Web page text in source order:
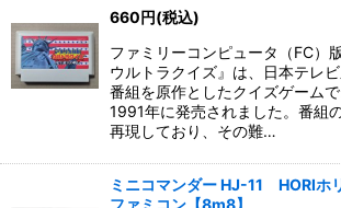
660円(税込)
ファミリーコンピュータ（FC）
ウルトラクイズ』は、日本テレ
番組を原作としたクイズゲーム
1991年に発売されました。番組
再現しており、その難…
ミニコマンダー HJ-11 HORI
ファミコン【8m8】